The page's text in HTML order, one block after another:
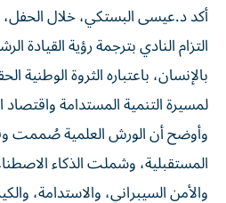
أكد د.عيسى البستكي، خلال
التزام النادي بترجمة رؤية القيادة
بالإنسان، باعتباره الثروة الوطنية
لمسيرة التنمية المستدامة واقتصاد
وأوضح أن الورش العلمية صُممت
المستقبلية، وشملت الذكاء
والأمن السيبراني، والاستدامة،